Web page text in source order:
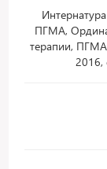
ПГМА,
терапии,
2016,